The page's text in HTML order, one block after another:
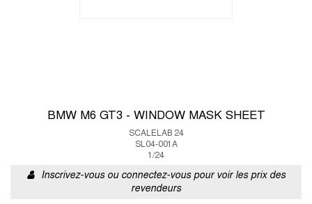
BMW M6 GT3 - WINDOW MASK SHEET
SCALELAB 24
SL04-001A
1/24
Inscrivez-vous ou connectez-vous pour voir les prix des
revendeurs